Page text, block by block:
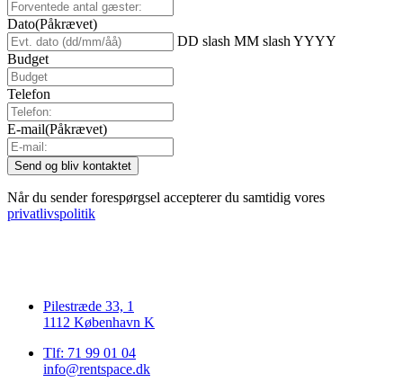
Dato(Påkrævet)
DD slash MM slash YYYY
Budget
Telefon
E-mail(Påkrævet)
Når du sender forespørgsel accepterer du samtidig vores
privatlivspolitik
Pilestræde 33, 1
1112 København K
Tlf: 71 99 01 04
info@rentspace.dk